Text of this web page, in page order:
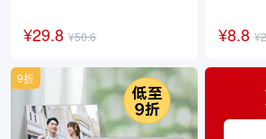
¥29.8 ¥50.6 ¥8.8
9折